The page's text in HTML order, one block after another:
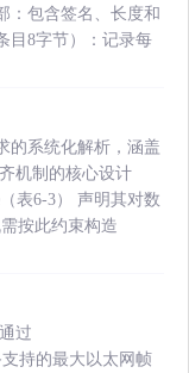
：包含签名、长度和
目8字节）：记录每
的系统化解析，涵盖
机制的核心设计
表6-3） 声明其对数
按此约束构造
过
支持的最大以太网帧